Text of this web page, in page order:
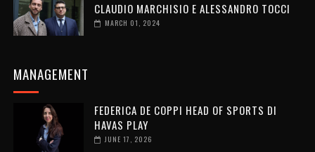
CLAUDIO MARCHISIO E ALESSANDRO TOCCI
MARCH 01, 2024
MANAGEMENT
FEDERICA DE COPPI HEAD OF SPORTS DI
HAVAS PLAY
JUNE 17, 2026